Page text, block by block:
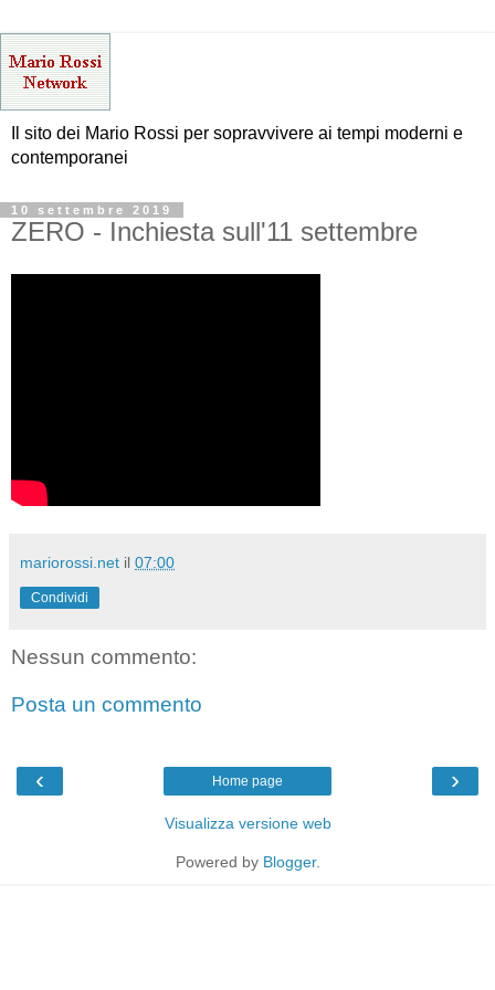
Il sito dei Mario Rossi per sopravvivere ai tempi moderni e
contemporanei
10 settembre 2019
ZERO - Inchiesta sull'11 settembre
mariorossi.net il 07:00
Condividi
Nessun commento:
Posta un commento
‹ ›
Home page
Visualizza versione web
Powered by Blogger.